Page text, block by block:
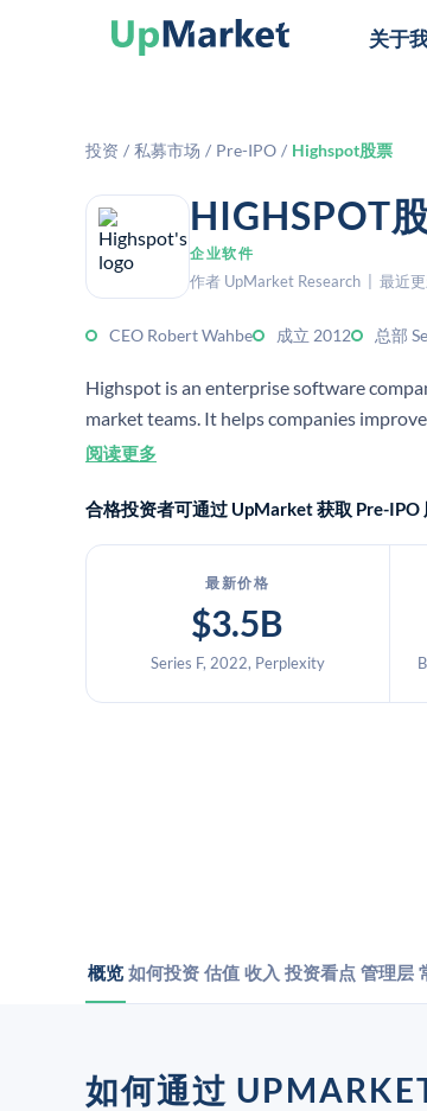
关于
投资 / 私募市场 / Pre-IPO / Highspot股票
HIGHSPOT
企业软件
作者 UpMarket Research | 最近
CEO Robert Wahbe 成立 2012 总部
Highspot is an enterprise software
market teams. It helps companies
阅读更多
合格投资者可通过 UpMarket 获取 Pre-IPO
最新价格
$3.5B
Series F, 2022, Perplexity
概览 如何投资 估值 收入 投资看点 管理层
如何通过